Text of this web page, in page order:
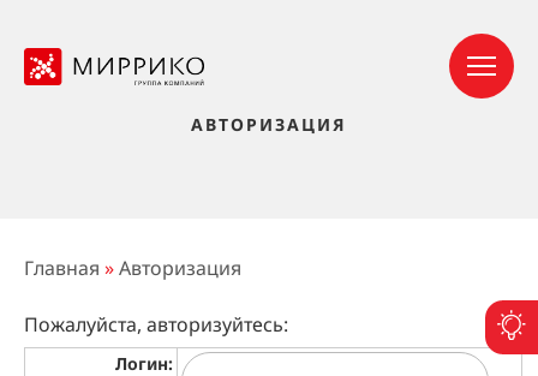
АВТОРИЗАЦИЯ
Главная »Авторизация
Пожалуйста, авторизуйтесь:
Логин: